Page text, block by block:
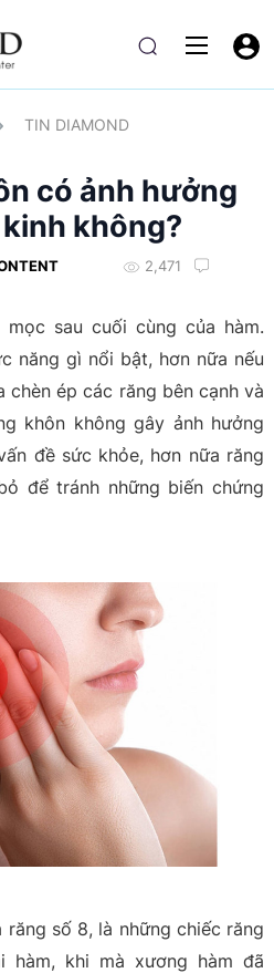
TIN DIAMOND
có ảnh hưởng
không?
2,471
sau cuối cùng của hàm.
năng gì nổi bật, hơn nữa nếu
chèn ép các răng bên cạnh và
khôn không gây ảnh hưởng
đề sức khỏe, hơn nữa răng
để tránh những biến chứng
số 8, là những chiếc răng
hàm, khi mà xương hàm đã